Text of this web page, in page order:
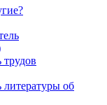
трудов
литературы об